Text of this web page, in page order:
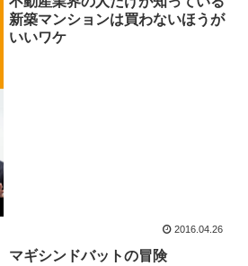
新築マンションは買わないほうが
いいワケ
2016.04.26
マギシンドバットの冒険